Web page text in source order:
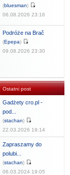
(bluesman)
06.08.2026 23:16
Podróże na Brač
(Epepa)
09.08.2026 23:30
Ostatni post
Gadżety cro.pl -
pod...
(stachan)
22.03.2026 19:14
Zapraszamy do
polubi...
(stachan)
06.03.2024 19:05